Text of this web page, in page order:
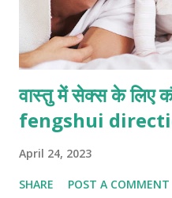
वास्तु में सेक्स के लिए
fengshui
April 24, 2023
SHARE POST A COMMENT